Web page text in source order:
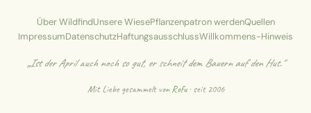
Über WildfindUnsere WiesePflanzenpatron werdenQuellen
ImpressumDatenschutzHaftungsausschlussWillkommens-Hinweis
„Ist der April auch noch so gut, er schneit dem Bauern auf den Hut."
Mit Liebe gesammelt vonRofu· seit 2006